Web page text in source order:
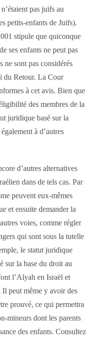
pas juifs au
petits-enfants de Juifs).
stipule que quiconque
ses enfants ne peut pas
ne sont pas considérés
du Retour. La Cour
à cet avis. Bien que
des membres de la
juridique basé sur la
à d’autres
d’autres alternatives
dans de tels cas. Par
peuvent eux-mêmes
et ensuite demander la
voies, comme régler
qui sont sous la tutelle
le statut juridique
sur la base du droit au
l’Alyah en Israël et
Il peut même y avoir des
prouvé, ce qui permettra
mineurs dont les parents
des enfants. Consultez